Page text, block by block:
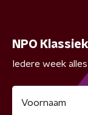
NPO
Iedere week